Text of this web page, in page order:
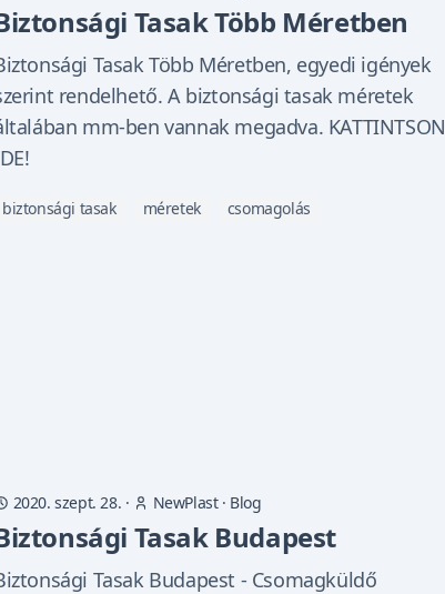
Tasak Több Méretben
Tasak Több Méretben, egyedi igények
rendelhető. A biztonsági tasak méretek
mm-ben vannak megadva. KATTINTSON
biztonsági tasak méretek csomagolás
2020. szept. 28. · NewPlast· Blog
Tasak Budapest
Tasak Budapest - Csomagküldő